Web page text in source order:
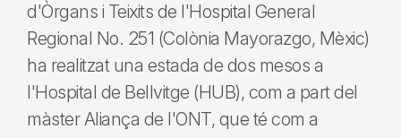
d'Òrgans i Teixits de l'Hospital General
Regional No. 251 (Colònia Mayorazgo, Mèxic)
ha realitzat una estada de dos mesos a
l'Hospital de Bellvitge (HUB), com a part del
màster Aliança de l'ONT, que té com a